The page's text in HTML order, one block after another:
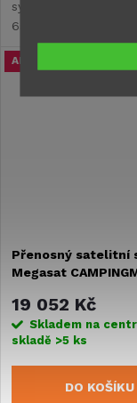
systém Megasat
65/85 Premium
V2/Professional
Akce
Přenosný satelitní
Megasat
19 052 Kč
Skladem na
skladě >5 ks
DO KOŠÍKU